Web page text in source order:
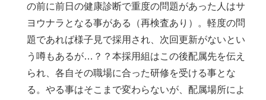
の前に前日の健康診断で重度の問題があった人はサ
ヨウナラとなる事がある（再検査あり）。軽度の問
題であれば様子見で採用され、次回更新がないとい
う噂もあるが…？？本採用組はこの後配属先を伝え
られ、各自その職場に合った研修を受ける事とな
る。やる事はそこまで変わらないが、配属場所によ